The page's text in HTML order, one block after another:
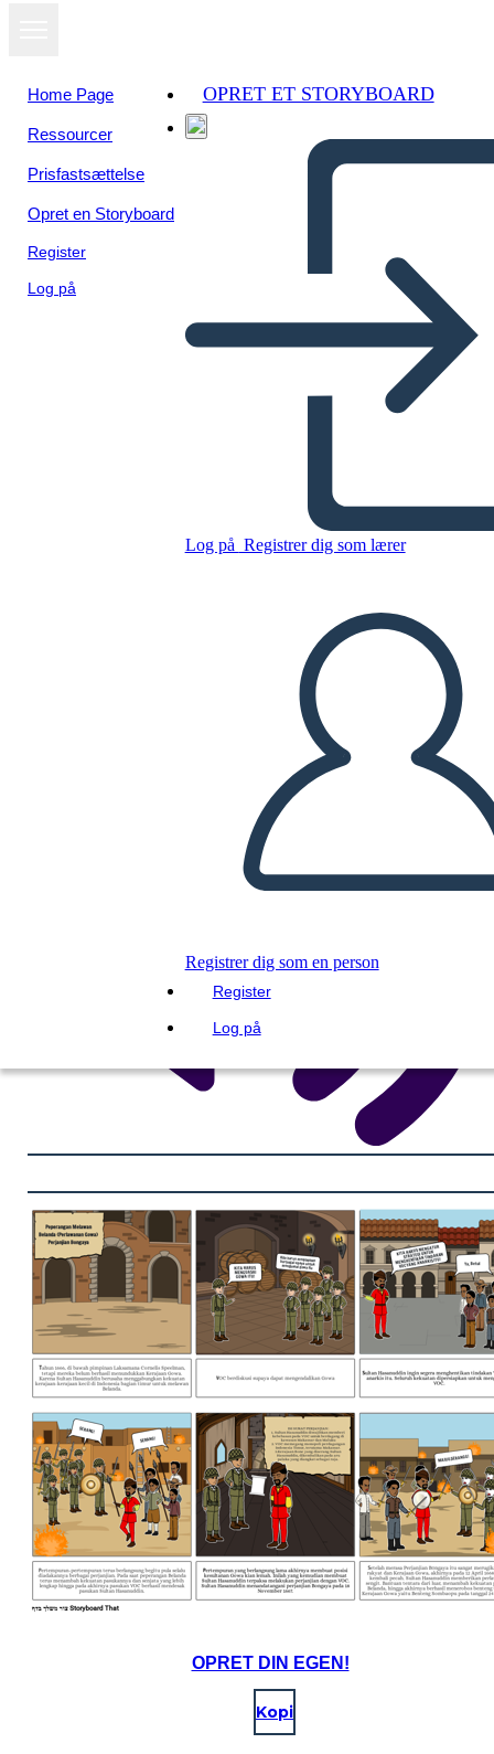
Home Page
Ressourcer
Prisfastsættelse
Opret en Storyboard
Register
Log på
OPRET ET STORYBOARD
Log på Registrer dig som lærer
Registrer dig som en person
Register
Log på
Unknown Story
LAVE ET STORYBOARD
AFSPIL DIASSHOW
LÆS FOR MIG
Se som
diasshow
OPRET DIN EGEN!
Kopi